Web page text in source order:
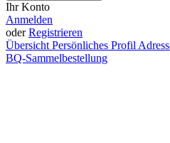
Ihr Konto
Anmelden
oderRegistrieren
Übersicht Persönliches Profil
BQ-Sammelbestellung